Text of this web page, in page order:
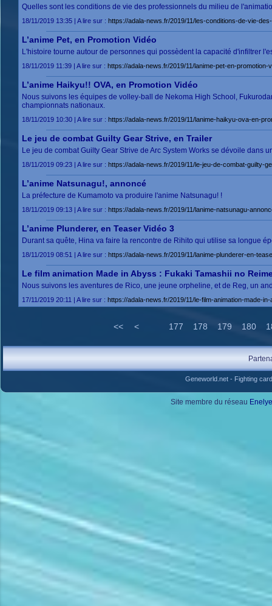
Quelles sont les conditions de vie des professionnels du milieu de
18/11/2019 13:35 | A lire sur : https://adala-news.fr/2019/11/les-conditions-de-vie-
L’anime Pet, en Promotion Vidéo
L'histoire tourne autour de personnes qui possèdent la capacité d'infiltrer
18/11/2019 11:39 | A lire sur : https://adala-news.fr/2019/11/lanime-pet-en-promotion-
L’anime Haikyu!! OVA, en Promotion Vidéo
Nous suivons les équipes de volley-ball de Nekoma High School,
championnats nationaux.
18/11/2019 10:30 | A lire sur : https://adala-news.fr/2019/11/lanime-haikyu-ova-en-
Le jeu de combat Guilty Gear Strive, en Trailer
Le jeu de combat Guilty Gear Strive de Arc System Works se dévoile dans
18/11/2019 09:23 | A lire sur : https://adala-news.fr/2019/11/le-jeu-de-combat-guilty-
L’anime Natsunagu!, annoncé
La préfecture de Kumamoto va produire l'anime Natsunagu! !
18/11/2019 09:13 | A lire sur : https://adala-news.fr/2019/11/lanime-natsunagu-
L’anime Plunderer, en Teaser Vidéo 3
Durant sa quête, Hina va faire la rencontre de Rihito qui utilise sa longue
18/11/2019 08:51 | A lire sur : https://adala-news.fr/2019/11/lanime-plunderer-en-
Le film animation Made in Abyss : Fukaki Tamashii no
Nous suivons les aventures de Rico, une jeune orpheline, et de Reg, un
17/11/2019 20:11 | A lire sur : https://adala-news.fr/2019/11/le-film-animation-made-
<< < 177 178 179 180
Geneworld.net- Fighting
Site membre du réseau Enelye